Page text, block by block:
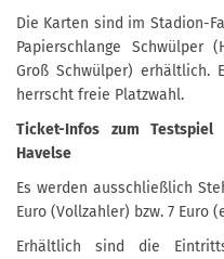
Die Karten sind im Stadion-
Papierschlange Schwülper
Groß Schwülper) erhältlich.
herrscht freie Platzwahl.
Ticket-Infos zum
Havelse
Es werden ausschließlich
Euro (Vollzahler) bzw. 7 Euro
Erhältlich sind die